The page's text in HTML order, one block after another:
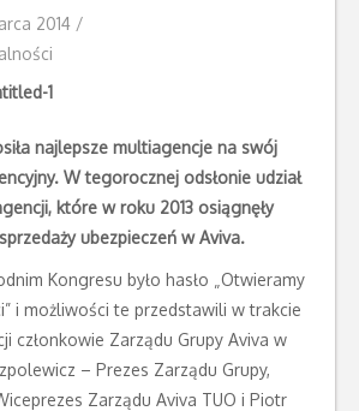
2014 /
najlepsze multiagencje na swój
W tegorocznej odsłonie udział
które w roku 2013 osiągnęły
ubezpieczeń w Aviva.
Kongresu było hasło „Otwieramy
i możliwości te przedstawili w trakcie
członkowie Zarządu Grupy Aviva w
– Prezes Zarządu Grupy,
Zarządu Aviva TUO i Piotr